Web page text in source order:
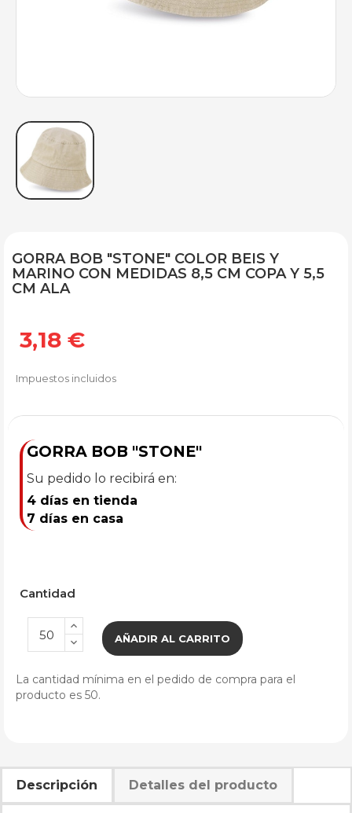
GORRA BOB "STONE" COLOR BEIS Y
MARINO CON MEDIDAS 8,5 CM COPA Y 5,5
CM ALA
3,18 €
Impuestos incluidos
GORRA BOB "STONE"
Su pedido lo recibirá en:
4 días en tienda
7 días en casa
Cantidad
AÑADIR AL CARRITO
La cantidad mínima en el pedido de compra para el
producto es 50.
Descripción Detalles del producto